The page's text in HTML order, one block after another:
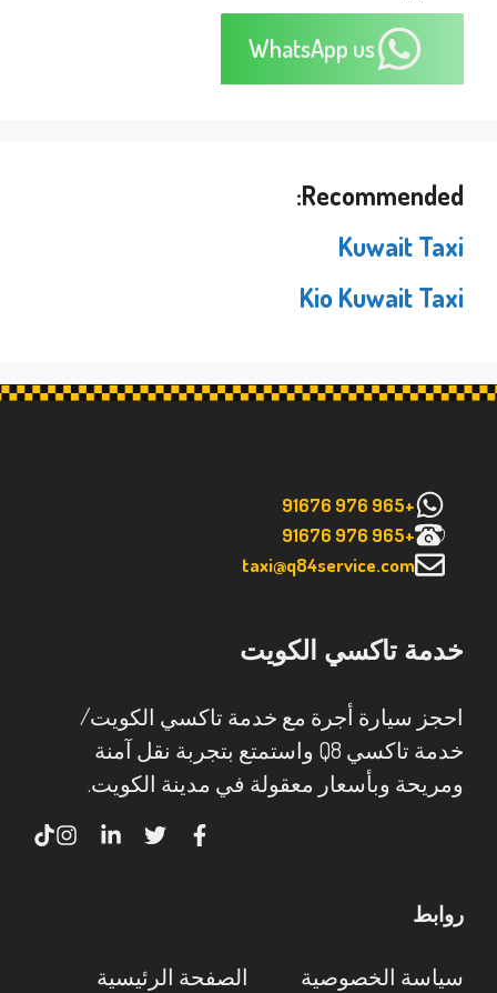
WhatsApp us
Recommended:
Kuwait Taxi
Kio Kuwait Taxi
+965 976 91676
+965 976 91676
taxi@q84service.com
خدمة تاكسي الكويت
احجز سيارة أجرة مع خدمة تاكسي الكويت/
خدمة تاكسي Q8 واستمتع بتجربة نقل آمنة
ومريحة وبأسعار معقولة في مدينة الكويت.
روابط
سياسة الخصوصية
الصفحة الرئيسية